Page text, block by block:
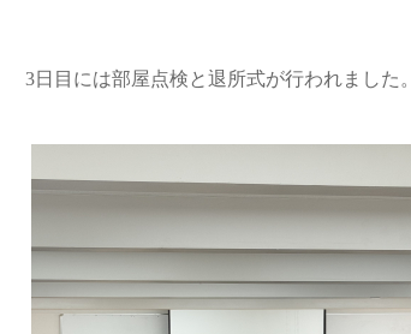
3日目には部屋点検と退所式が行われました。